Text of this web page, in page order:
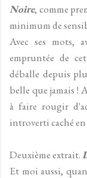
Noire, comme
minimum de
Avec ses mots,
empruntée de
déballe depuis
belle que jamais !
à faire rougir
introverti caché en
Deuxième extrait.
Et moi aussi,